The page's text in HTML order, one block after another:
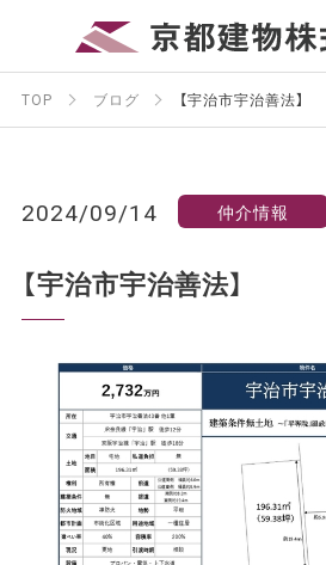
TOP ブログ 【宇治市宇治善法】
2024/09/14 仲介情報
【宇治市宇治善法】